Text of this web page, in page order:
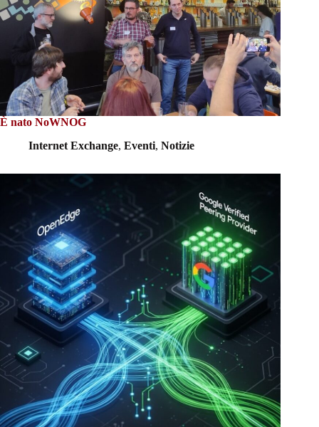
È nato NoWNOG
Internet Exchange, Eventi, Notizie